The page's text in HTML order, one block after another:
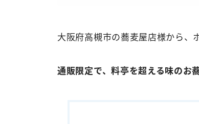
大阪府高槻市の蕎麦屋店様から、
通販限定で、料亭を超える味のお